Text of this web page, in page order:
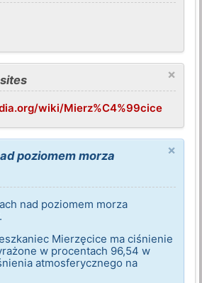
×
wiki/Mierz%C4%99cice
×
poziomem morza
nad poziomem morza
Mierzęcice ma ciśnienie
w procentach 96,54 w
atmosferycznego na